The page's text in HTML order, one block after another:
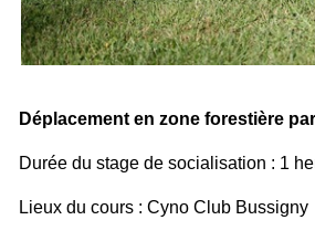
Déplacement en zone forestière
Durée du stage de socialisation : 1
Lieux du cours : Cyno Club Bussigny